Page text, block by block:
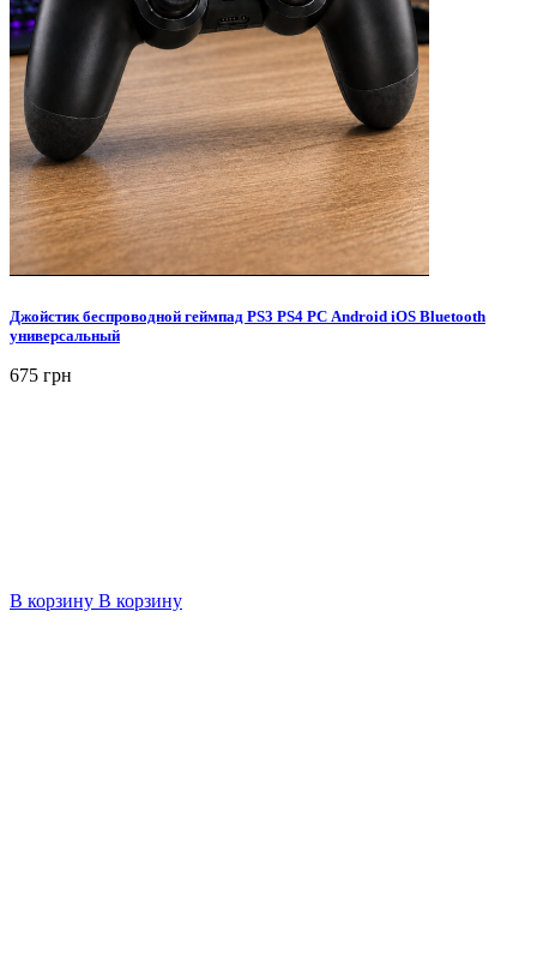
Джойстик беспроводной геймпад PS3 PS4 PC Android iOS Bluetooth
универсальный
675 грн
В корзину В корзину